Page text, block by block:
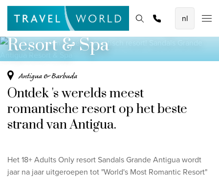
De mooiste vliegvakanties
Baoase Luxury Resort Curaçao
Lux* Grand Baie Resort Mauritius
Bekijk alle vliegvakanties
Unieke rondreizen
Fly & Drive - Kleuren van Yucatan
Ontdekking Sri Lanka
Homepage Bestemmingen Thema's Promoties
Offerte aanvragen
Twee werelden in één romantisch resort!
Sandals Grande Antigua
Resort & Spa
Antigua & Barbuda
Ontdek 's werelds meest
romantische resort op het beste
strand van Antigua.
Het 18+ Adults Only resort Sandals Grande Antigua wordt
jaar na jaar uitgeroepen tot "World's Most Romantic Resort"